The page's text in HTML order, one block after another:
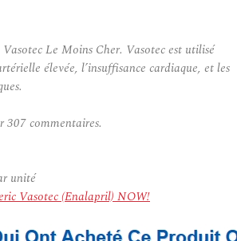
Le Moins Cher. Vasotec est utilisé
élevée, l’insuffisance cardiaque, et les
307commentaires.
unité
Vasotec (Enalapril) NOW!